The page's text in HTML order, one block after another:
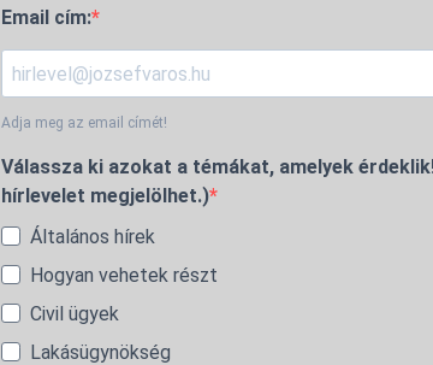
Email cím:
Adja meg az email címét!
Válassza ki azokat a témákat, amelyek
hírlevelet megjelölhet.)
Általános hírek
Hogyan vehetek részt
Civil ügyek
Lakásügynökség